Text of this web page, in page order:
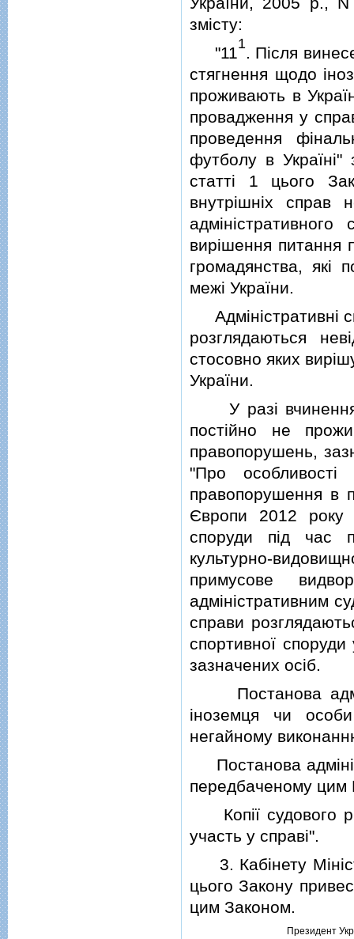
змiсту:
"111. Пiсля
стягнення щодо
проживають в
провадження у
проведення
футболу в Українi"
статтi 1 цього
внутрiшнiх справ
вирiшення питання
громадянства, якi
межi України.
Адмiнiстративнi
розглядаються
стосовно яких
України.
У разi вчинення
постiйно не
правопорушень,
"Про особливостi
правопорушення в
Європи 2012 року
споруди пiд час
культурно-
примусове
адмiнiстративним
справи
спортивної
зазначених осiб.
Постанова
iноземця чи
негайному
Постанова
передбаченому цим
Копiї судового
участь у справi".
3. Кабiнету
цього Закону
цим Законом.
Президент